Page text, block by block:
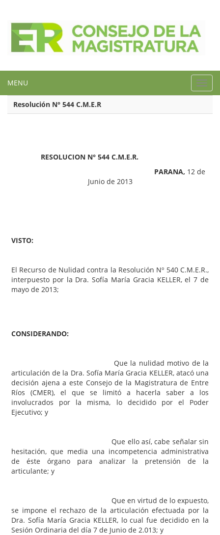
MENU
Resolución N° 544 C.M.E.R
RESOLUCION N° 544 C.M.E.R.
PARANA, 12 de
Junio de 2013
VISTO:
El Recurso de Nulidad contra la Resolución Nº 540 C.M.E.R.,
interpuesto por la Dra. Sofía María Gracia KELLER, el 7 de
mayo de 2013;
CONSIDERANDO:
Que la nulidad motivo de la
articulación de la Dra. Sofía María Gracia KELLER, atacó una
decisión ajena a este Consejo de la Magistratura de Entre
Ríos (CMER), el que se limitó a hacerla saber a los
involucrados por la misma, lo decidido por el Poder
Ejecutivo; y
Que ello así, cabe señalar sin
hesitación, que media una incompetencia administrativa
de éste órgano para analizar la pretensión de la
articulante; y
Que en virtud de lo expuesto,
se impone el rechazo de la articulación efectuada por la
Dra. Sofía María Gracia KELLER, lo cual fue decidido en la
Sesión Ordinaria del día 7 de Junio de 2.013; y